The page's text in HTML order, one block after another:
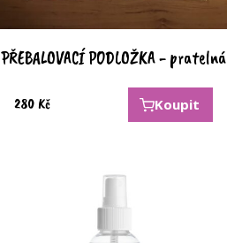
PŘEBALOVACÍ PODLOŽKA - pratelná
280Kč Koupit